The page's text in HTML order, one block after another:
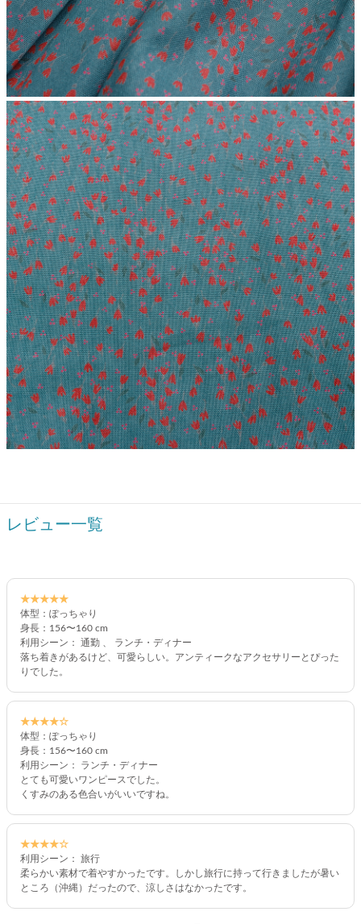
レビュー一覧
★★★★★
体型：ぽっちゃり
身長：156〜160 cm
利用シーン： 通勤 、 ランチ・ディナー
落ち着きがあるけど、可愛らしい。アンティークなアクセサリーとぴった
りでした。
★★★★☆
体型：ぽっちゃり
身長：156〜160 cm
利用シーン： ランチ・ディナー
とても可愛いワンピースでした。
くすみのある色合いがいいですね。
★★★★☆
利用シーン： 旅行
柔らかい素材で着やすかったです。しかし旅行に持って行きましたが暑い
ところ（沖縄）だったので、涼しさはなかったです。